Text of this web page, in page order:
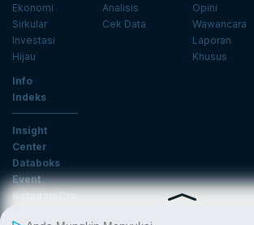
Ekonomi
Sirkular
Investasi
Hijau
Analisis
Cek Data
Opini
Wawancara
Laporan
Khusus
Info
Indeks
Insight
Center
Databoks
Event
KatadataOto